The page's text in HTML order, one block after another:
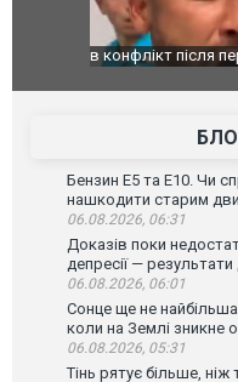
Мудрик провів
Бензин Е5 та Е10. Чи
нашкодити старим
06.08.2026, 06:31
Доказів поки
депресії —
06.08.2026, 06:01
Сонце ще не найбільша
коли на Землі зникне
06.08.2026, 05:31
Тінь рятує більше, ніж